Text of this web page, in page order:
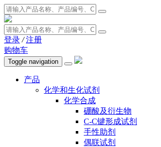
登录 / 注册
购物车
Toggle navigation
产品
化学和生化试剂
化学合成
硼酸及衍生物
C-C键形成试剂
手性助剂
偶联试剂